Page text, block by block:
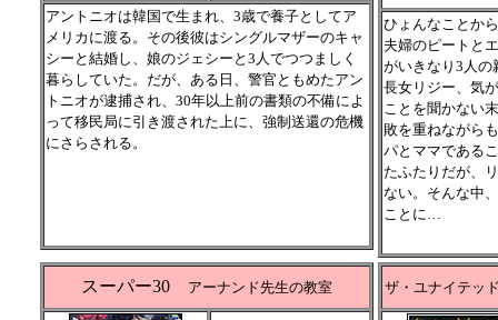
アントニオは韓国で生まれ、3歳で養子としてア
メリカに渡る。その後彼はシングルマザーのキャ
シーと結婚し、娘のジェシーと3人でつつましく
暮らしていた。だが、ある日、警官ともめたアン
トニオが逮捕され、30年以上前の書類の不備によ
って移民局に引き渡された上に、強制送還の危機
にさらされる。
ひょんなことか
夫婦のピートと
がいきなり3人の
長女リジー、気
ことを聞かない
敗を重ねながら
パとママである
たふたりだが、
ない。そんな中
ことに…
スーパー30 アーナンド先生の教室 ザ・ユナイテッ